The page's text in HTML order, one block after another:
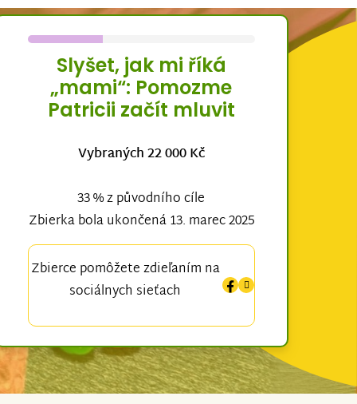
Slyšet, jak mi říká
„mami“: Pomozme
Patricii začít mluvit
Vybraných 22 000 Kč
33 % z původního cíle
Zbierka bola ukončená 13. marec 2025
Zbierce pomôžete zdieľaním na
sociálnych sieťach